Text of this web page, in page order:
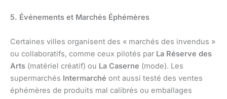
5. Événements et Marchés Éphémères
Certaines villes organisent des « marchés des invendus »
ou collaboratifs, comme ceux pilotés par La Réserve des
Arts (matériel créatif) ou La Caserne (mode). Les
supermarchés Intermarché ont aussi testé des ventes
éphémères de produits mal calibrés ou emballages